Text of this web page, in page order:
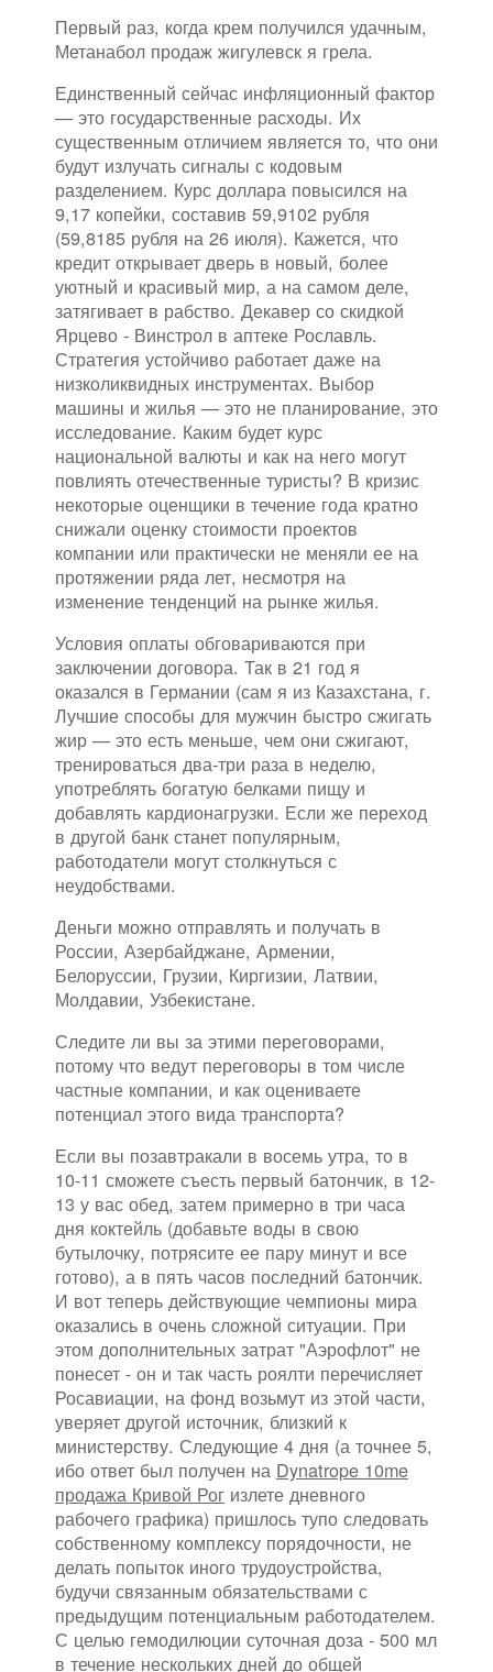
Первый раз, когда крем получился удачным,
Метанабол продаж жигулевск я грела.
Единственный сейчас инфляционный фактор
— это государственные расходы. Их
существенным отличием является то, что они
будут излучать сигналы с кодовым
разделением. Курс доллара повысился на
9,17 копейки, составив 59,9102 рубля
(59,8185 рубля на 26 июля). Кажется, что
кредит открывает дверь в новый, более
уютный и красивый мир, а на самом деле,
затягивает в рабство. Декавер со скидкой
Ярцево - Винстрол в аптеке Рославль.
Стратегия устойчиво работает даже на
низколиквидных инструментах. Выбор
машины и жилья — это не планирование, это
исследование. Каким будет курс
национальной валюты и как на него могут
повлиять отечественные туристы? В кризис
некоторые оценщики в течение года кратно
снижали оценку стоимости проектов
компании или практически не меняли ее на
протяжении ряда лет, несмотря на
изменение тенденций на рынке жилья.
Условия оплаты обговариваются при
заключении договора. Так в 21 год я
оказался в Германии (сам я из Казахстана, г.
Лучшие способы для мужчин быстро сжигать
жир — это есть меньше, чем они сжигают,
тренироваться два-три раза в неделю,
употреблять богатую белками пищу и
добавлять кардионагрузки. Если же переход
в другой банк станет популярным,
работодатели могут столкнуться с
неудобствами.
Деньги можно отправлять и получать в
России, Азербайджане, Армении,
Белоруссии, Грузии, Киргизии, Латвии,
Молдавии, Узбекистане.
Следите ли вы за этими переговорами,
потому что ведут переговоры в том числе
частные компании, и как оцениваете
потенциал этого вида транспорта?
Если вы позавтракали в восемь утра, то в
10-11 сможете съесть первый батончик, в 12-
13 у вас обед, затем примерно в три часа
дня коктейль (добавьте воды в свою
бутылочку, потрясите ее пару минут и все
готово), а в пять часов последний батончик.
И вот теперь действующие чемпионы мира
оказались в очень сложной ситуации. При
этом дополнительных затрат "Аэрофлот" не
понесет - он и так часть роялти перечисляет
Росавиации, на фонд возьмут из этой части,
уверяет другой источник, близкий к
министерству. Следующие 4 дня (а точнее 5,
ибо ответ был получен на Dynatrope 10me
продажа Кривой Рог излете дневного
рабочего графика) пришлось тупо следовать
собственному комплексу порядочности, не
делать попыток иного трудоустройства,
будучи связанным обязательствами с
предыдущим потенциальным работодателем.
С целью гемодилюции суточная доза - 500 мл
в течение нескольких дней до общей